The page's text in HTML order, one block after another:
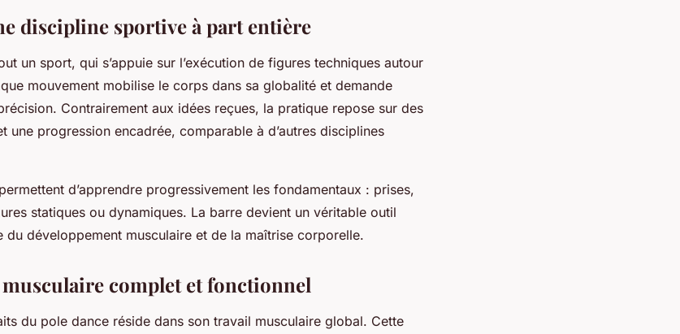
discipline sportive à part entière
un sport, qui s’appuie sur l’exécution de figures techniques autour
mouvement mobilise le corps dans sa globalité et demande
Contrairement aux idées reçues, la pratique repose sur des
une progression encadrée, comparable à d’autres disciplines
d’apprendre progressivement les fondamentaux : prises,
statiques ou dynamiques. La barre devient un véritable outil
du développement musculaire et de la maîtrise corporelle.
complet et fonctionnel
du pole dance réside dans son travail musculaire global. Cette